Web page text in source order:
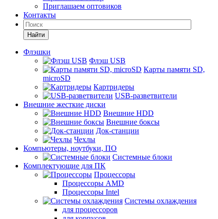
Приглашаем оптовиков
Контакты
Найти
Флэшки
Флэш USB
Карты памяти SD,
microSD
Картридеры
USB-разветвители
Внешние жесткие диски
Внешние HDD
Внешние боксы
Док-станции
Чехлы
Компьютеры, ноутбуки, ПО
Системные блоки
Комплектующие для ПК
Процессоры
Процессоры AMD
Процессоры Intel
Системы охлаждения
для процессоров